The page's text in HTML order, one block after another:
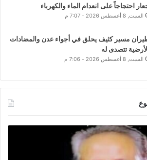
احتجاجاً على انعدام الماء والكهرباء
السبت, 8 أغسطس 2026 - 7:07 م
مسير كثيف يحلق في أجواء عدن والمضادات
تتصدى له
السبت, 8 أغسطس 2026 - 7:06 م